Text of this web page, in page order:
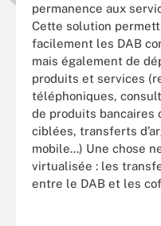
permanence aux
Cette solution
facilement les DAB
mais également de
produits et services
téléphoniques,
de produits bancaires
ciblées, transferts
mobile...) Une chose
virtualisée : les
entre le DAB et les